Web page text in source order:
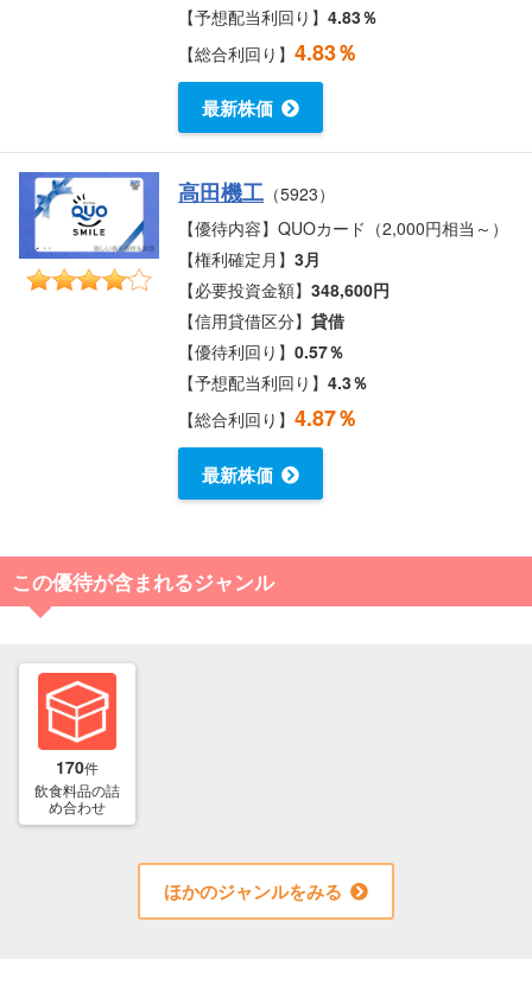
【予想配当利回り】4.83％
【総合利回り】4.83％
最新株価
高田機工 （5923）
【優待内容】QUOカード（2,000円相当～）
【権利確定月】3月
【必要投資金額】348,600円
【信用貸借区分】貸借
【優待利回り】0.57％
【予想配当利回り】4.3％
【総合利回り】4.87％
最新株価
この優待が含まれるジャンル
170件
飲食料品の詰
め合わせ
ほかのジャンルをみる